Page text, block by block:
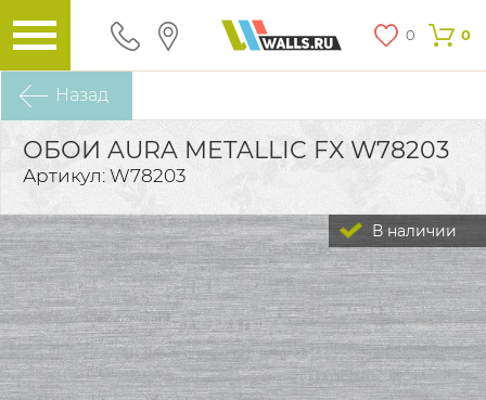
0 0
Назад
ОБОИ AURA METALLIC FX W78203
Артикул: W78203
В наличии